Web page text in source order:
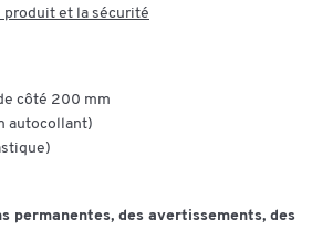
et la sécurité
côté 200 mm
autocollant)
permanentes, des avertissements, des